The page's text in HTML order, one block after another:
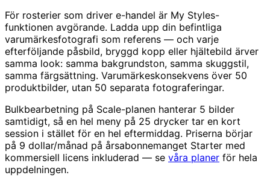
För rosterier som driver e-handel är My Styles-
funktionen avgörande. Ladda upp din befintliga
varumärkesfotografi som referens — och varje
efterföljande påsbild, bryggd kopp eller hjältebild ärver
samma look: samma bakgrundston, samma skuggstil,
samma färgsättning. Varumärkeskonsekvens över 50
produktbilder, utan 50 separata fotograferingar.
Bulkbearbetning på Scale-planen hanterar 5 bilder
samtidigt, så en hel meny på 25 drycker tar en kort
session i stället för en hel eftermiddag. Priserna börjar
på 9 dollar/månad på årsabonnemanget Starter med
kommersiell licens inkluderad — se våra planer för hela
uppdelningen.